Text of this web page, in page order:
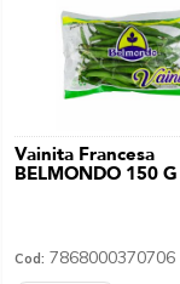
Vainita Francesa
BELMONDO 150 G
Cod: 7868000370706